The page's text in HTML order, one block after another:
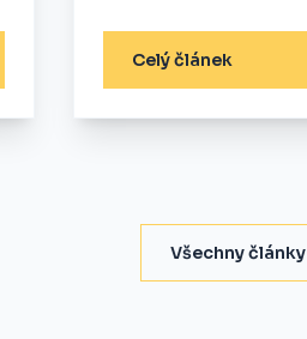
Celý článek
Všechny články